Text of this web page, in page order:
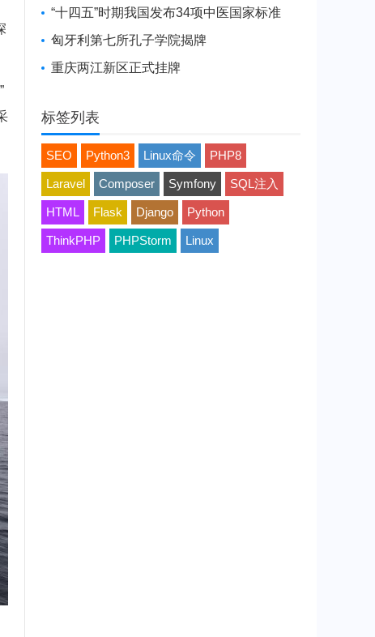
“十四五”时期我国发布34项中医国家标准
匈牙利第七所孔子学院揭牌
重庆两江新区正式挂牌
标签列表
SEO Python3 Linux命令 PHP8
Laravel Composer Symfony SQL注入
HTML Flask Django Python
ThinkPHP PHPStorm Linux